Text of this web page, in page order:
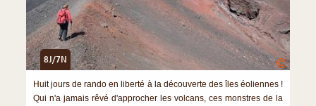
8J/7N ©
Huit jours de rando en liberté à la découverte des îles éoliennes !
Qui n'a jamais rêvé d'approcher les volcans, ces monstres de la